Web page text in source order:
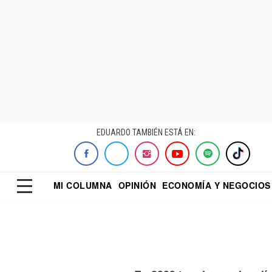
EDUARDO TAMBIÉN ESTÁ EN:
MI COLUMNA OPINIÓN ECONOMÍA Y NEGOCIOS